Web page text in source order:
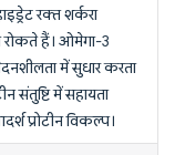
रक्त शर्करा
हैं। ओमेगा-3
में सुधार करता
संतुष्टि में सहायता
प्रोटीन विकल्प।